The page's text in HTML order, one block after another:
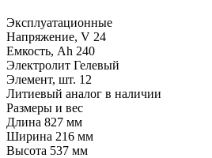
Эксплуатационные
Напряжение, V 24
Емкость, Ah 240
Электролит Гелевый
Элемент, шт. 12
Литиевый аналог в наличии
Размеры и вес
Длина 827 мм
Ширина 216 мм
Высота 537 мм